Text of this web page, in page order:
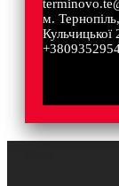
м. Тернопіль,
Кульчицької